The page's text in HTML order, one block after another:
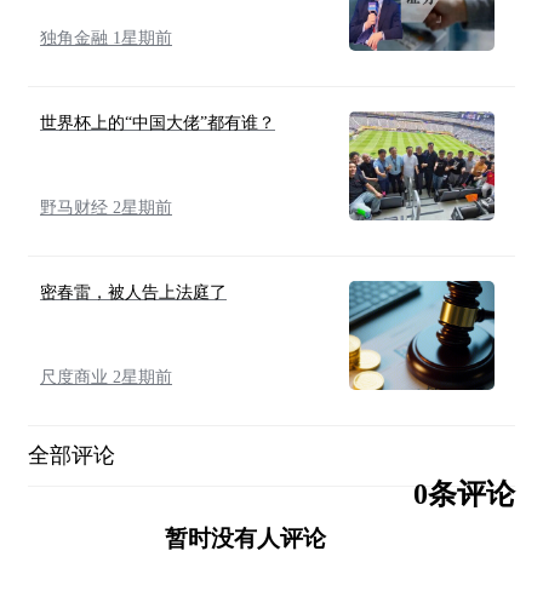
独角金融 1星期前
世界杯上的“中国大佬”都有谁？
野马财经 2星期前
密春雷，被人告上法庭了
尺度商业 2星期前
全部评论
0条评论
暂时没有人评论